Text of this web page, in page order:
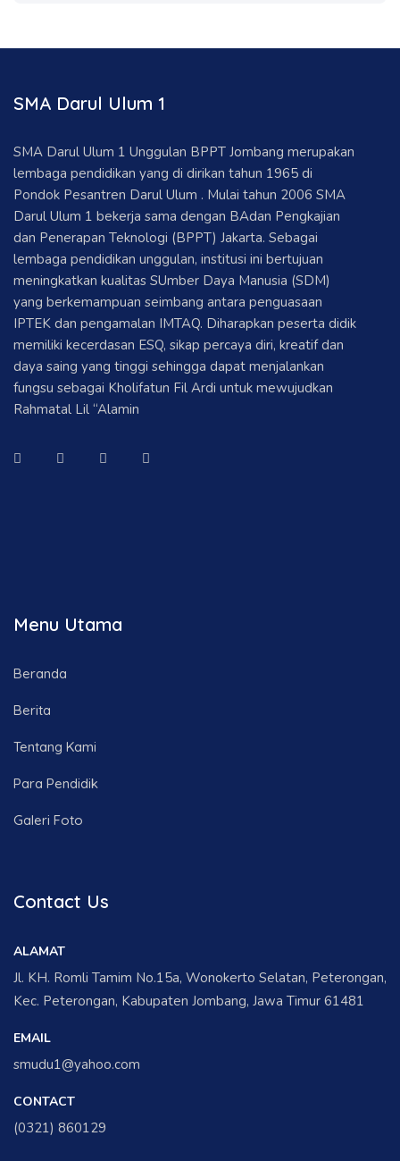
SMA Darul Ulum 1
SMA Darul Ulum 1 Unggulan BPPT Jombang merupakan
lembaga pendidikan yang di dirikan tahun 1965 di
Pondok Pesantren Darul Ulum . Mulai tahun 2006 SMA
Darul Ulum 1 bekerja sama dengan BAdan Pengkajian
dan Penerapan Teknologi (BPPT) Jakarta. Sebagai
lembaga pendidikan unggulan, institusi ini bertujuan
meningkatkan kualitas SUmber Daya Manusia (SDM)
yang berkemampuan seimbang antara penguasaan
IPTEK dan pengamalan IMTAQ. Diharapkan peserta didik
memiliki kecerdasan ESQ, sikap percaya diri, kreatif dan
daya saing yang tinggi sehingga dapat menjalankan
fungsu sebagai Kholifatun Fil Ardi untuk mewujudkan
Rahmatal Lil “Alamin
Menu Utama
Beranda
Berita
Tentang Kami
Para Pendidik
Galeri Foto
Contact Us
ALAMAT
Jl. KH. Romli Tamim No.15a, Wonokerto Selatan, Peterongan,
Kec. Peterongan, Kabupaten Jombang, Jawa Timur 61481
EMAIL
smudu1@yahoo.com
CONTACT
(0321) 860129